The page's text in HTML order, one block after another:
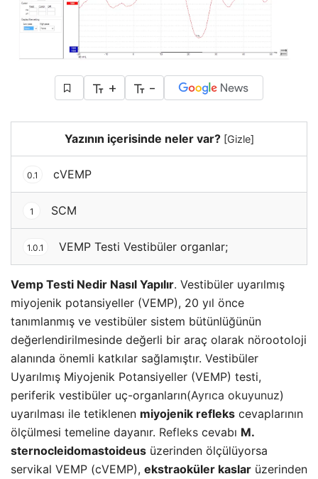
+ -
Yazının içerisinde neler var? [Gizle]
0.1 cVEMP
1 SCM
1.0.1 VEMP Testi Vestibüler organlar;
Vemp Testi Nedir Nasıl Yapılır. Vestibüler uyarılmış
miyojenik potansiyeller (VEMP), 20 yıl önce
tanımlanmış ve vestibüler sistem bütünlüğünün
değerlendirilmesinde değerli bir araç olarak nörootoloji
alanında önemli katkılar sağlamıştır. Vestibüler
Uyarılmış Miyojenik Potansiyeller (VEMP) testi,
periferik vestibüler uç-organların(Ayrıca okuyunuz)
uyarılması ile tetiklenen miyojenik refleks cevaplarının
ölçülmesi temeline dayanır. Refleks cevabı M.
sternocleidomastoideus üzerinden ölçülüyorsa
servikal VEMP (cVEMP), ekstraoküler kaslar üzerinden